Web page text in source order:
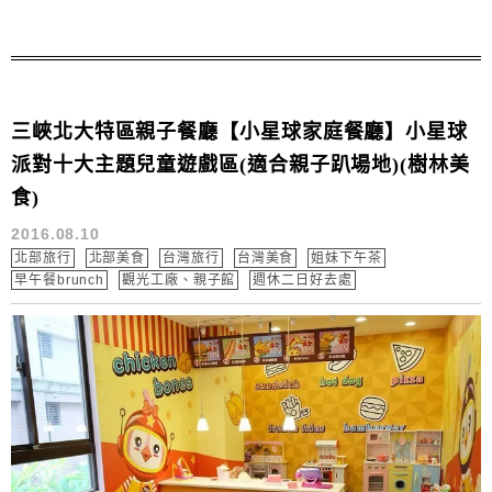
三峽北大特區親子餐廳【小星球家庭餐廳】小星球
派對十大主題兒童遊戲區(適合親子趴場地)(樹林美
食)
2016.08.10
北部旅行 北部美食 台灣旅行 台灣美食
姐妹下午茶
早午餐brunch
觀光工廠、親子館 週休二日好去處